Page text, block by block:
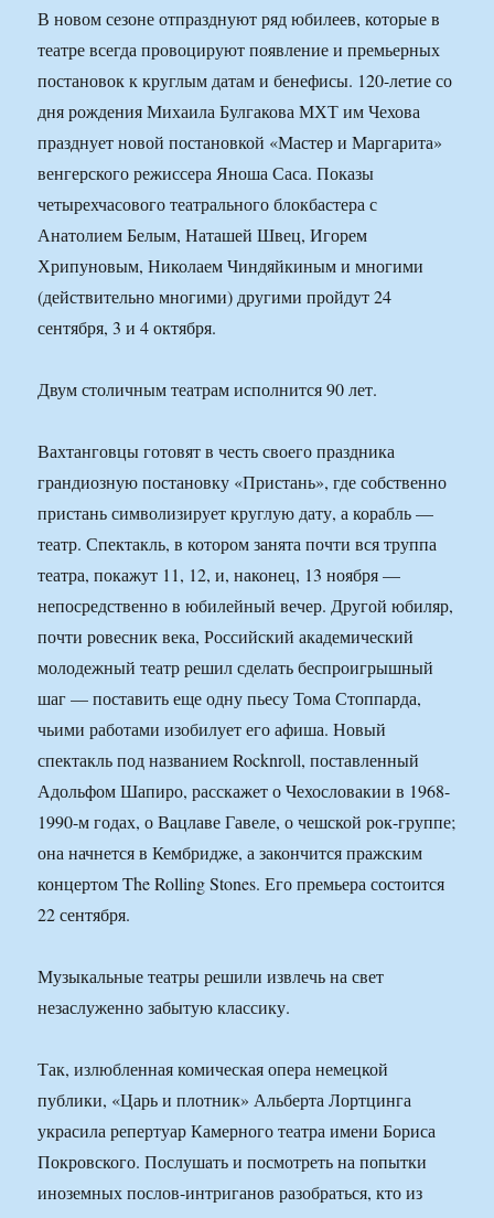
В новом сезоне отпразднуют ряд юбилеев, которые в
театре всегда провоцируют появление и премьерных
постановок к круглым датам и бенефисы. 120-летие со
дня рождения Михаила Булгакова МХТ им Чехова
празднует новой постановкой «Мастер и Маргарита»
венгерского режиссера Яноша Саса. Показы
четырехчасового театрального блокбастера с
Анатолием Белым, Наташей Швец, Игорем
Хрипуновым, Николаем Чиндяйкиным и многими
(действительно многими) другими пройдут 24
сентября, 3 и 4 октября.
Двум столичным театрам исполнится 90 лет.
Вахтанговцы готовят в честь своего праздника
грандиозную постановку «Пристань», где собственно
пристань символизирует круглую дату, а корабль —
театр. Спектакль, в котором занята почти вся труппа
театра, покажут 11, 12, и, наконец, 13 ноября —
непосредственно в юбилейный вечер. Другой юбиляр,
почти ровесник века, Российский академический
молодежный театр решил сделать беспроигрышный
шаг — поставить еще одну пьесу Тома Стоппарда,
чьими работами изобилует его афиша. Новый
спектакль под названием Rocknroll, поставленный
Адольфом Шапиро, расскажет о Чехословакии в 1968-
1990-м годах, о Вацлаве Гавеле, о чешской рок-группе;
она начнется в Кембридже, а закончится пражским
концертом The Rolling Stones. Его премьера состоится
22 сентября.
Музыкальные театры решили извлечь на свет
незаслуженно забытую классику.
Так, излюбленная комическая опера немецкой
публики, «Царь и плотник» Альберта Лортцинга
украсила репертуар Камерного театра имени Бориса
Покровского. Послушать и посмотреть на попытки
иноземных послов-интриганов разобраться, кто из